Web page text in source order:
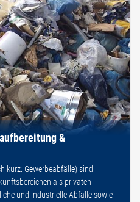
&
kurz: Gewerbeabfälle) sind
als privaten
und industrielle Abfälle sowie